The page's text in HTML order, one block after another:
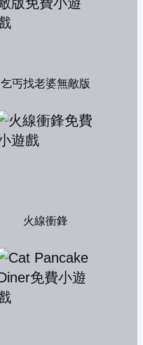
乞丐找老婆無敵版
火線衝鋒